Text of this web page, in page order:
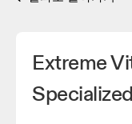
Extreme